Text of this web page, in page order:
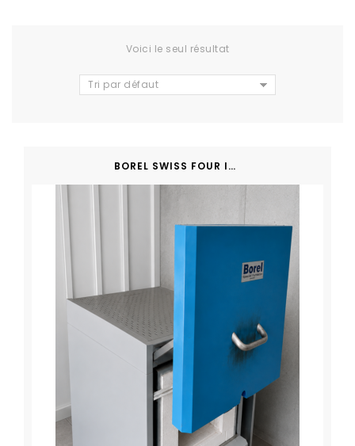
Voici le seul résultat
Tri par défaut
BOREL SWISS FOUR INDUSTRIEL 1200 °C